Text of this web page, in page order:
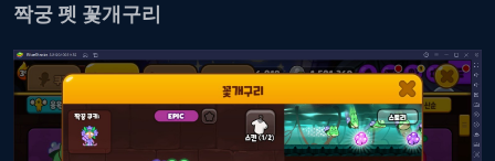
짝궁 펫 꽃개구리